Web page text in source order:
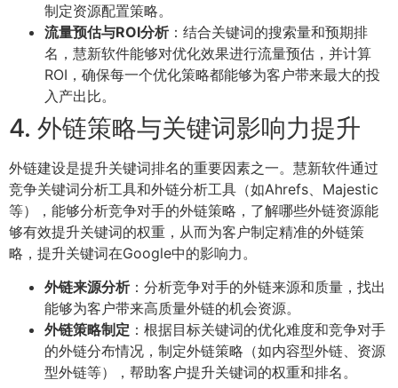
制定资源配置策略。
流量预估与ROI分析：结合关键词的搜索量和预期排
名，慧新软件能够对优化效果进行流量预估，并计算
ROI，确保每一个优化策略都能够为客户带来最大的投
入产出比。
4. 外链策略与关键词影响力提升
外链建设是提升关键词排名的重要因素之一。慧新软件通过
竞争关键词分析工具和外链分析工具（如Ahrefs、Majestic
等），能够分析竞争对手的外链策略，了解哪些外链资源能
够有效提升关键词的权重，从而为客户制定精准的外链策
略，提升关键词在Google中的影响力。
外链来源分析：分析竞争对手的外链来源和质量，找出
能够为客户带来高质量外链的机会资源。
外链策略制定 ：根据目标关键词的优化难度和竞争对手
的外链分布情况，制定外链策略（如内容型外链、资源
型外链等），帮助客户提升关键词的权重和排名。